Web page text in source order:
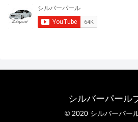
シルバーパール
© 2020 シルバーパー